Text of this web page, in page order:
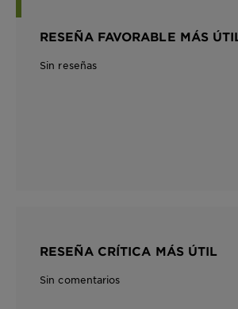
RESEÑA FAVORABLE MÁS ÚTIL
Sin reseñas
RESEÑA CRÍTICA MÁS ÚTIL
Sin comentarios